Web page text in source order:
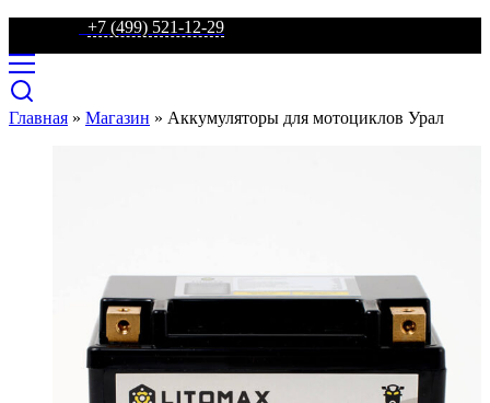
+7 (499) 521-12-29
Главная » Магазин » Аккумуляторы для мотоциклов Урал